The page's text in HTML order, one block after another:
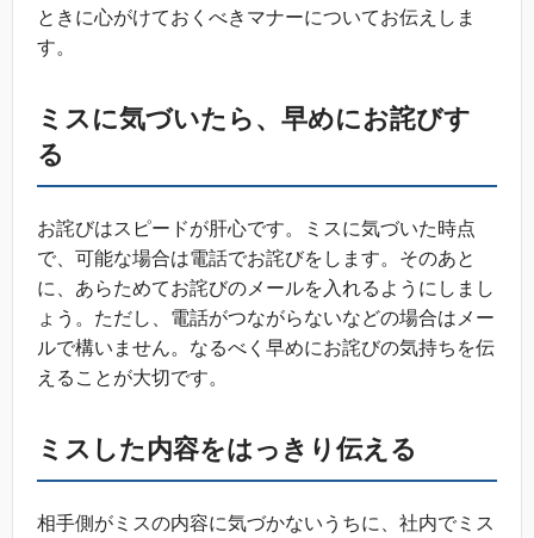
ときに心がけておくべきマナーについてお伝えしま
す。
ミスに気づいたら、早めにお詫びす
る
お詫びはスピードが肝心です。ミスに気づいた時点
で、可能な場合は電話でお詫びをします。そのあと
に、あらためてお詫びのメールを入れるようにしまし
ょう。ただし、電話がつながらないなどの場合はメー
ルで構いません。なるべく早めにお詫びの気持ちを伝
えることが大切です。
ミスした内容をはっきり伝える
相手側がミスの内容に気づかないうちに、社内でミス